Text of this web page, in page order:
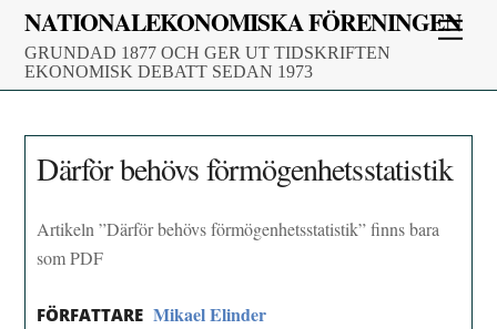
Skip
content
NATIONALEKONOMISKA FÖRENINGEN
GRUNDAD 1877 OCH GER UT TIDSKRIFTEN
EKONOMISK DEBATT SEDAN 1973
Därför behövs förmögenhetsstatistik
Artikeln ”Därför behövs förmögenhetsstatistik” finns bara
som PDF
FÖRFATTARE Mikael Elinder